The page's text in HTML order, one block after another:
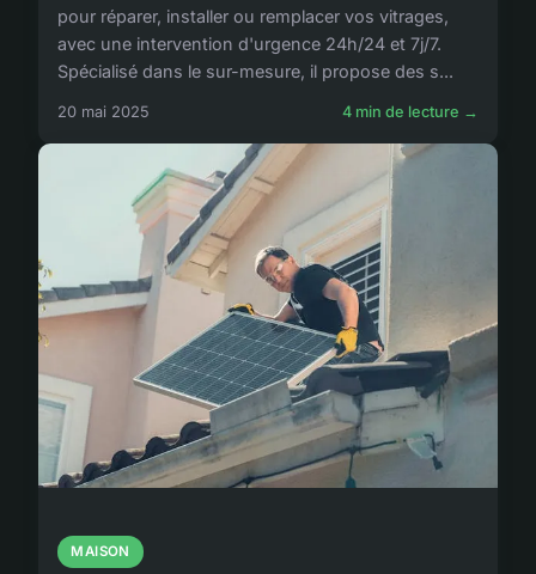
pour réparer, installer ou remplacer vos vitrages,
avec une intervention d'urgence 24h/24 et 7j/7.
Spécialisé dans le sur-mesure, il propose des s...
20 mai 2025 4 min de lecture →
MAISON